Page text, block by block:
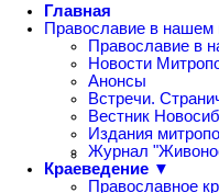
Главная
Православие в нашем
Православие в
Новости
Анонсы
Встречи.
Вестник
Издания
Журнал
Краеведение ▼
Православное